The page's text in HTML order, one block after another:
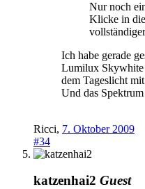
Nur noch
Klicke in
Ich habe gerade
Lumilux
dem Tageslicht
Und das
Ricci, 7. Oktober 2009
#34
katzenhai2 Guest